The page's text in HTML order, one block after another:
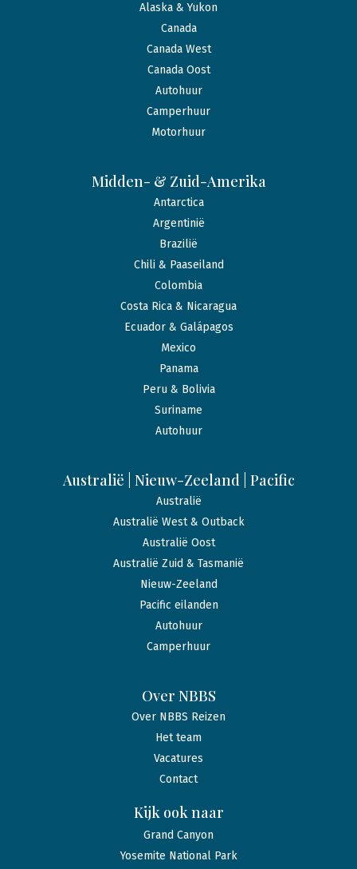
Alaska & Yukon
Canada
Canada West
Canada Oost
Autohuur
Camperhuur
Motorhuur
Midden- & Zuid-Amerika
Antarctica
Argentinië
Brazilië
Chili & Paaseiland
Colombia
Costa Rica & Nicaragua
Ecuador & Galápagos
Mexico
Panama
Peru & Bolivia
Suriname
Autohuur
Australië | Nieuw-Zeeland | Pacific
Australië
Australië West & Outback
Australië Oost
Australië Zuid & Tasmanië
Nieuw-Zeeland
Pacific eilanden
Autohuur
Camperhuur
Over NBBS
Over NBBS Reizen
Het team
Vacatures
Contact
Kijk ook naar
Grand Canyon
Yosemite National Park